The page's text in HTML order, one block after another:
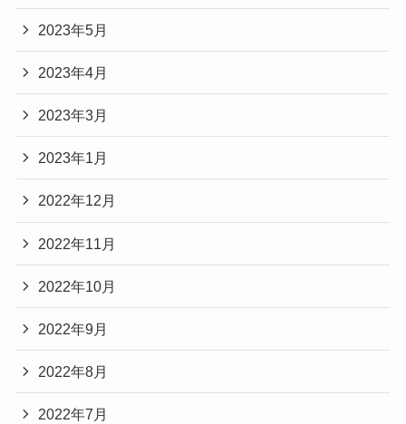
2023年5月
2023年4月
2023年3月
2023年1月
2022年12月
2022年11月
2022年10月
2022年9月
2022年8月
2022年7月